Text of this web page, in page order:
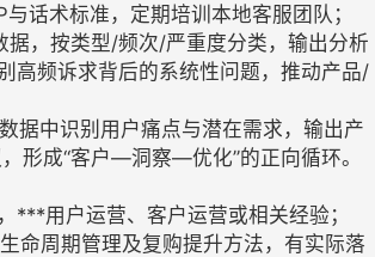
话术标准，定期培训本地客服团队；
，按类型/频次/严重度分类，输出分析
频诉求背后的系统性问题，推动产品/
据中识别用户痛点与潜在需求，输出产
形成“客户—洞察—优化”的正向循环。
***用户运营、客户运营或相关经验；
命周期管理及复购提升方法，有实际落